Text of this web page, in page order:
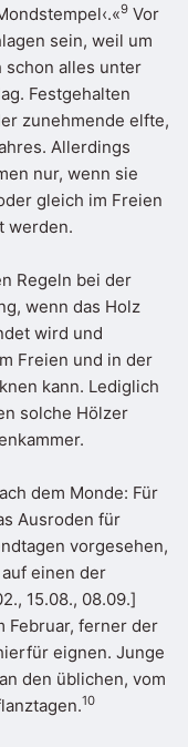
9 Vor
sein, weil um
schon alles unter
Festgehalten
zunehmende elfte,
Allerdings
nur, wenn sie
gleich im Freien
werden.
Regeln bei der
wenn das Holz
wird und
Freien und in der
kann. Lediglich
solche Hölzer
dem Monde: Für
Ausroden für
vorgesehen,
einen der
15.08., 08.09.]
Februar, ferner der
eignen. Junge
den üblichen, vom
10